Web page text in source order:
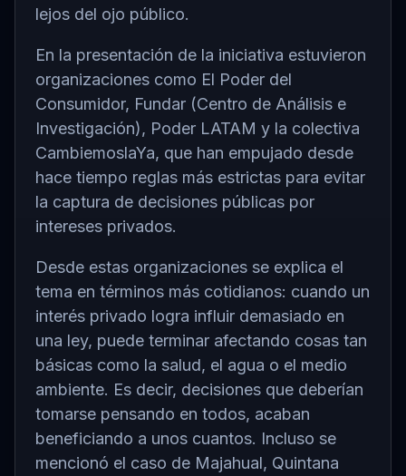
lejos del ojo público.
En la presentación de la iniciativa estuvieron
organizaciones como El Poder del
Consumidor, Fundar (Centro de Análisis e
Investigación), Poder LATAM y la colectiva
CambiemoslaYa, que han empujado desde
hace tiempo reglas más estrictas para evitar
la captura de decisiones públicas por
intereses privados.
Desde estas organizaciones se explica el
tema en términos más cotidianos: cuando un
interés privado logra influir demasiado en
una ley, puede terminar afectando cosas tan
básicas como la salud, el agua o el medio
ambiente. Es decir, decisiones que deberían
tomarse pensando en todos, acaban
beneficiando a unos cuantos. Incluso se
mencionó el caso de Majahual, Quintana